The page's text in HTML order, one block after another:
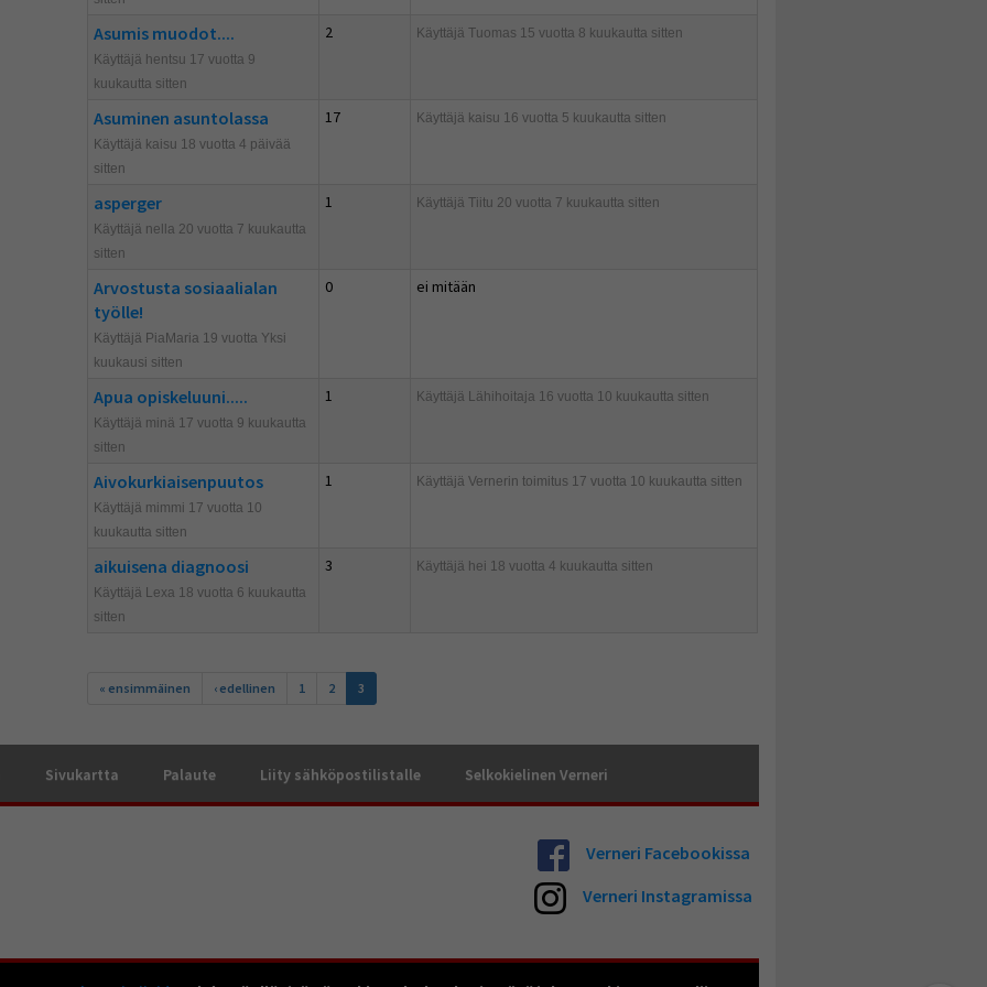
Asumis muodot....
Käyttäjä hentsu 17 vuotta 9
kuukautta sitten
2 Käyttäjä Tuomas 15 vuotta 8 kuukautta sitten
Asuminen asuntolassa
Käyttäjä kaisu 18 vuotta 4 päivää
sitten
17 Käyttäjä kaisu 16 vuotta 5 kuukautta sitten
asperger
Käyttäjä nella 20 vuotta 7 kuukautta
sitten
1 Käyttäjä Tiitu 20 vuotta 7 kuukautta sitten
Arvostusta sosiaalialan
työlle!
Käyttäjä PiaMaria 19 vuotta Yksi
kuukausi sitten
0 ei mitään
Apua opiskeluuni.....
Käyttäjä minä 17 vuotta 9 kuukautta
sitten
1 Käyttäjä Lähihoitaja 16 vuotta 10 kuukautta sitten
Aivokurkiaisenpuutos
Käyttäjä mimmi 17 vuotta 10
kuukautta sitten
1 Käyttäjä Vernerin toimitus 17 vuotta 10 kuukautta sitten
aikuisena diagnoosi
Käyttäjä Lexa 18 vuotta 6 kuukautta
sitten
3 Käyttäjä hei 18 vuotta 4 kuukautta sitten
« ensimmäinen ‹ edellinen 1 2 3
Sivukartta Palaute Liity sähköpostilistalle Selkokielinen Verneri
Verneri Facebookissa
Verneri Instagramissa